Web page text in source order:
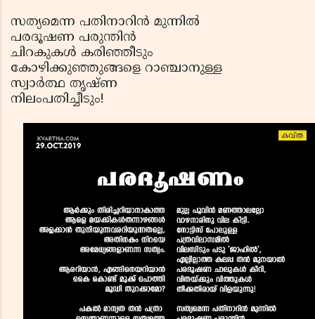
സത്യമെന്ന പതിനാറിന്‍ മുന്നില്‍
പരദൂഷണ പരുന്തിന്‍
ചിറകുകള്‍ കരിഞ്ഞീടും
കോഴിക്കുഞ്ഞുങ്ങളെ റാഞ്ചാനുള്ള
സ്വാര്‍ത്ഥ തൃഷ്ണ
നിലംപതിച്ചീടും!